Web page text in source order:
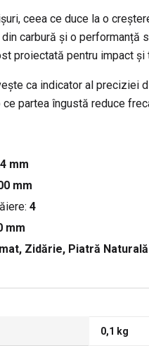
ceea ce duce la o
carbură și o performanță
proiectată pentru impact
ca indicator al preciziei
partea îngustă reduce
mm
mm
4
mm
Zidărie, Piatră Naturală
0,1 kg